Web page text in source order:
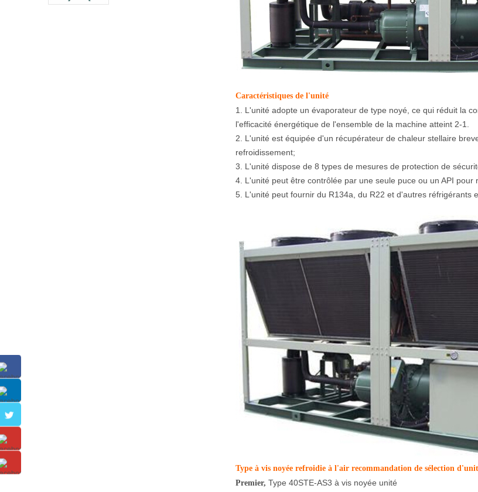
Caractéristiques de l'unité
1. L'unité adopte un évaporateur de type noyé, ce qui réduit la
l'efficacité énergétique de l'ensemble de la machine atteint 2-1.
2. L'unité est équipée d'un récupérateur de chaleur stellaire
refroidissement;
3. L'unité dispose de 8 types de mesures de protection de
4. L'unité peut être contrôlée par une seule puce ou un API pour
5. L'unité peut fournir du R134a, du R22 et d'autres réfrigérants
Type à vis noyée refroidie à l'airrecommandation de sélection
Premier, Type 40STE-AS3 à vis noyée unité